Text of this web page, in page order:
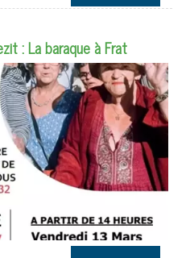
: La baraque à Frat